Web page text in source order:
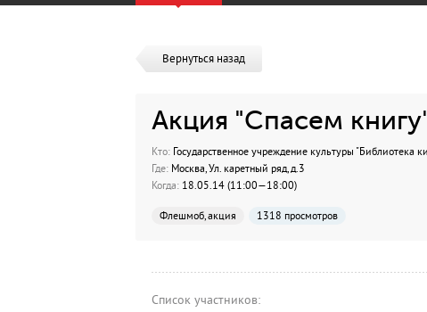
Вернуться назад
Акция "Спасем
Кто:Государственное учреждение культуры "Библиотека
Где:Москва, Ул. каретный ряд, д.3
Когда:18.05.14 (11:00—18:00)
Флешмоб, акция 1318 просмотров
Список участников: